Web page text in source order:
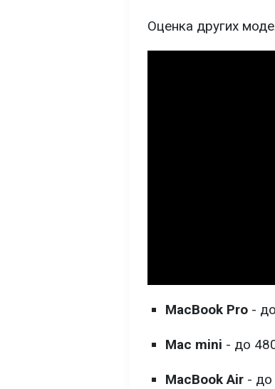
Оценка других
MacBook Pro -
Mac mini - до
MacBook Air - до